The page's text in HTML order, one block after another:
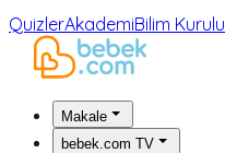
QuizlerAkademiBilim Kurulu
Makale
bebek.com TV